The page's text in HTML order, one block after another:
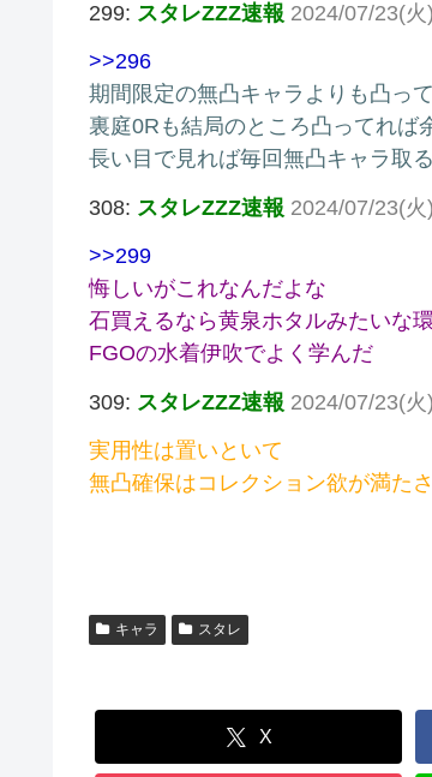
299: スタレZZZ速報 2024/07/23(
>>296
期間限定の無凸キャラよりも凸っ
裏庭0Rも結局のところ凸ってれば
長い目で見れば毎回無凸キャラ取
308: スタレZZZ速報 2024/07/23(
>>299
悔しいがこれなんだよな
石買えるなら黄泉ホタルみたいな
FGOの水着伊吹でよく学んだ
309: スタレZZZ速報 2024/07/23(
実用性は置いといて
無凸確保はコレクション欲が満た
キャラ スタレ
X